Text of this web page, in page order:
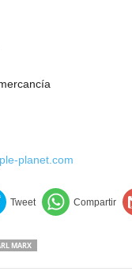
planet.com
MARX